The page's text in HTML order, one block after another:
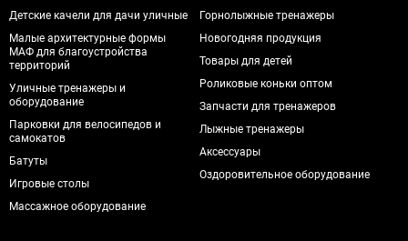
Детские качели для дачи уличные
Малые архитектурные формы
МАФ для благоустройства
территорий
Уличные тренажеры и
оборудование
Парковки для велосипедов и
самокатов
Батуты
Игровые столы
Массажное оборудование
Горнолыжные тренажеры
Новогодняя продукция
Товары для детей
Роликовые коньки оптом
Запчасти для тренажеров
Лыжные тренажеры
Аксессуары
Оздоровительное оборудование